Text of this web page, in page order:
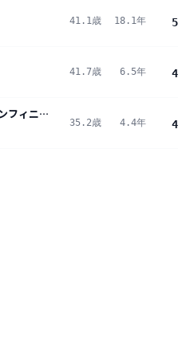
41.1歳 18.1年 584
41.7歳 6.5年 492
株式会社アースインフィニティ
35.2歳 4.4年 421